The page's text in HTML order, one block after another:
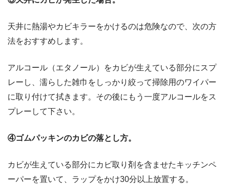
天井に熱湯やカビキラーをかけるのは危険なので、次の方
法をおすすめします。
アルコール（エタノール）をカビが生えている部分にスプ
レーし、濡らした雑巾をしっかり絞って掃除用のワイパー
に取り付けて拭きます。その後にもう一度アルコールをス
プレーして下さい。
④ゴムパッキンのカビの落とし方。
カビが生えている部分にカビ取り剤を含ませたキッチンペ
ーパーを置いて、ラップをかけ30分以上放置する。